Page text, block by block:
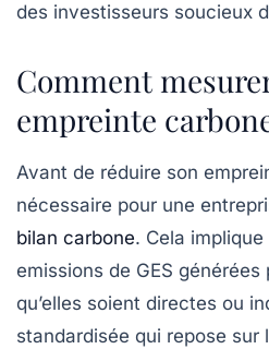
des investisseurs soucieux
Comment
empreinte
Avant de réduire son
nécessaire pour une
bilan carbone. Cela implique
emissions de GES
qu’elles soient directes ou
standardisée qui repose sur